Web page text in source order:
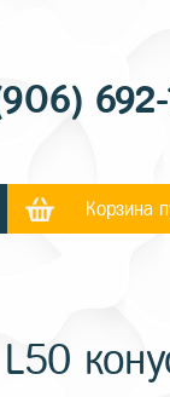
692-
Корзина